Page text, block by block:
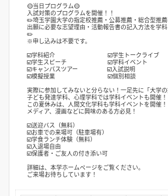
🟡当日プログラム🟡
入試対策のプログラムを開催！！
✏️埼玉学園大学の指定校推薦・公募推薦・総合型推
出願に必要な志望理由・活動報告書の記入方法を学
✏️
※申し込みは不要です。
☑️学科紹介 ☑️学生トークライブ
☑️学生スピーチ ☑️学科イベント
☑️キャンパスツアー ☑️入試説明
☑️模擬授業 ☑️個別相談
実際に参加してみないと分らない！一足先に「大学
子ども発達学科、心理学科では学科イベントも開催！
この夏休みは、人間文化学科も学科イベントを開催！
メディア、漫画などに興味のある方必見！
☑️送迎バス（無料）
☑️お車での来場可（駐車場有）
☑️学食ランチ体験（無料）
☑️入退場自由
☑️保護者・ご友人の付き添い可
詳細は、本学ホームページをご覧ください。
ご来場お待ちしています！